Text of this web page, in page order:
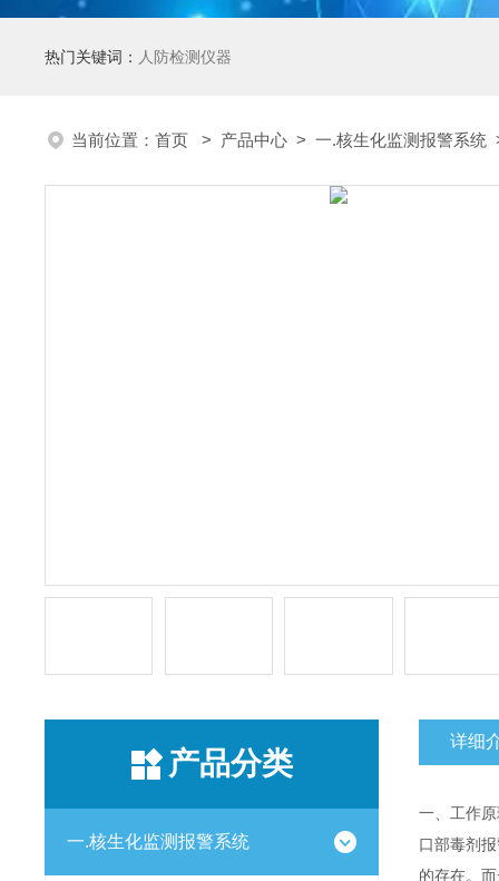
热门关键词： 人防检测仪器
当前位置： 首页 > 产品中心 > 一.核生化监测报警系统
产品分类
一.核生化监测报警系统
详细
一、工作
口部毒剂
的存在。